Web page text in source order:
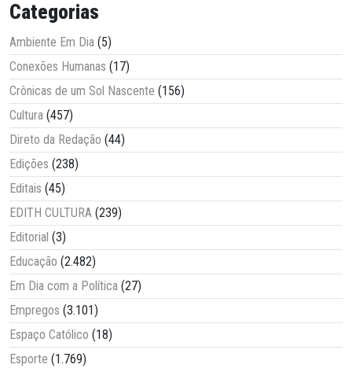
Categorias
Ambiente Em Dia (5)
Conexões Humanas (17)
Crônicas de um Sol Nascente (156)
Cultura (457)
Direto da Redação (44)
Edições (238)
Editais (45)
EDITH CULTURA (239)
Editorial (3)
Educação (2.482)
Em Dia com a Política (27)
Empregos (3.101)
Espaço Católico (18)
Esporte (1.769)